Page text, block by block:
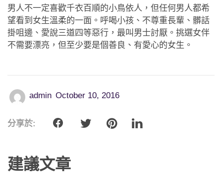
男人不一定喜歡千衣百順的小鳥依人，但任何男人都希
望看到女生溫柔的一面。呼喝小孩、不尊重長輩、髒話
掛咀邊、愛說三道四等惡行，最叫男士討厭。挑選女伴
不需要漂亮，但至少要是個善良、有愛心的女生。
admin October 10, 2016
分享於:
建議文章